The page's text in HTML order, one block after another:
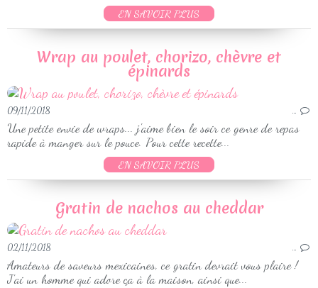
EN SAVOIR PLUS
Wrap au poulet, chorizo, chèvre et
épinards
09/11/2018 …
Une petite envie de wraps... j'aime bien le soir ce genre de repas
rapide à manger sur le pouce. Pour cette recette...
EN SAVOIR PLUS
Gratin de nachos au cheddar
02/11/2018 …
Amateurs de saveurs mexicaines, ce gratin devrait vous plaire !
J'ai un homme qui adore ça à la maison, ainsi que...